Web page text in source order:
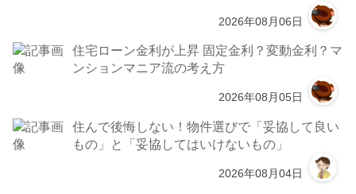
2026年08月06日
住宅ローン金利が上昇 固定金利？変動金利？マ
ンションマニア流の考え方
2026年08月05日
住んで後悔しない！物件選びで「妥協して良い
もの」と「妥協してはいけないもの」
2026年08月04日